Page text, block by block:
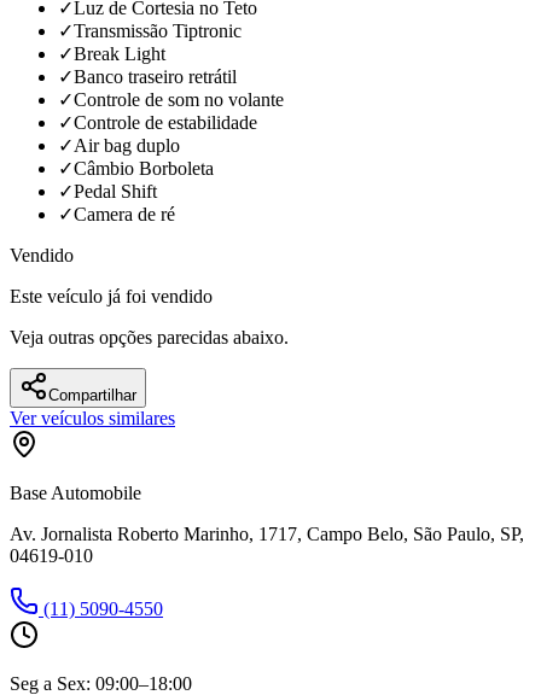
✓Luz de Cortesia no Teto
✓Transmissão Tiptronic
✓Break Light
✓Banco traseiro retrátil
✓Controle de som no volante
✓Controle de estabilidade
✓Air bag duplo
✓Câmbio Borboleta
✓Pedal Shift
✓Camera de ré
Vendido
Este veículo já foi vendido
Veja outras opções parecidas abaixo.
Compartilhar
Ver veículos similares
Base Automobile
Av. Jornalista Roberto Marinho, 1717, Campo Belo, São Paulo, SP,
04619-010
(11) 5090-4550
Seg a Sex: 09:00–18:00